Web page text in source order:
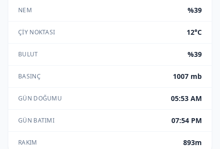
NEM %39
ÇIY NOKTASI 12°C
BULUT %39
BASINÇ 1007 mb
GÜN DOĞUMU 05:53 AM
GÜN BATIMI 07:54 PM
RAKIM 893m